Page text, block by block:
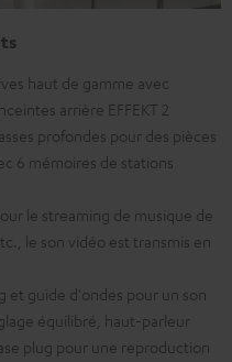
haut de gamme avec
arrière EFFEKT 2
profondes pour des pièces
6 mémoires de stations
le streaming de musique de
le son vidéo est transmis en
et guide d'ondes pour un son
équilibré, haut-parleur
plug pour une reproduction